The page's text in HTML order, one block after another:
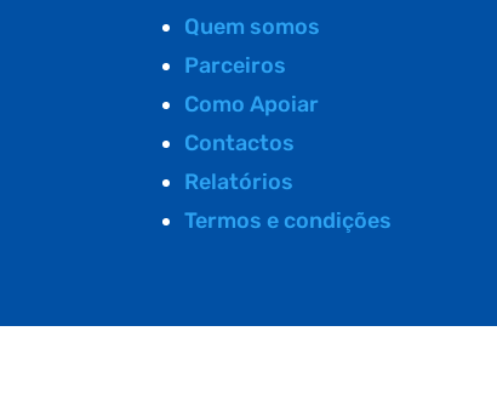
Quem somos
Parceiros
Como Apoiar
Contactos
Relatórios
Termos e condições